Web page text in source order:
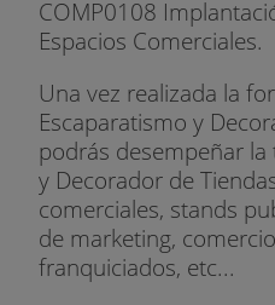
- Niveles de
- Elementos gráficos
- Técnicas de colocación
- Gestión estratégica de
9. PLV O Publicidad
- Tipos de soportes
COMP0108
Espacios Comerciales.
Una vez realizada la
Escaparatismo y
podrás desempeñar la
y Decorador de
comerciales, stands
de marketing,
franquiciados, etc...